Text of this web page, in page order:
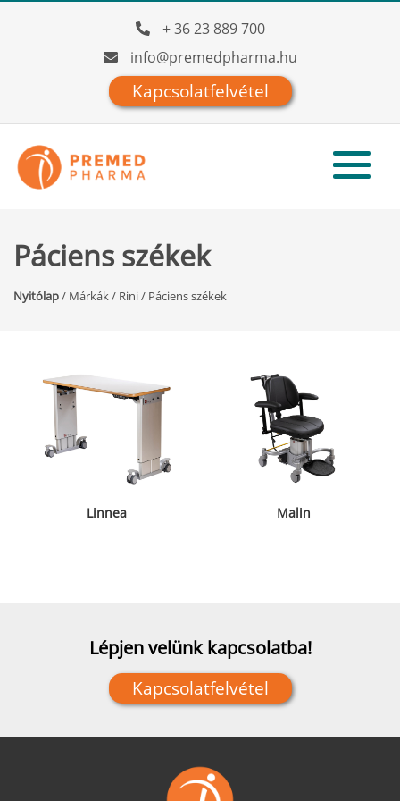
+ 36 23 889 700
info@premedpharma.hu
Kapcsolatfelvétel
Páciens székek
Nyitólap/ Márkák/ Rini/ Páciens székek
Linnea Malin
Lépjen velünk kapcsolatba!
Kapcsolatfelvétel